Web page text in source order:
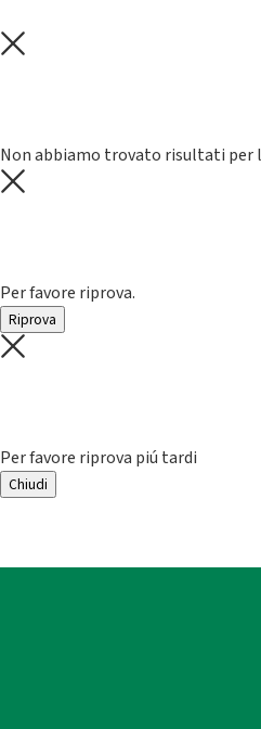
Non abbiamo trovato risultati per
Per favore riprova.
Riprova
Per favore riprova piú tardi
Chiudi